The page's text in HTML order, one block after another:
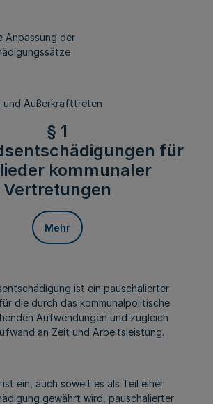
Anpassung der
und Außerkrafttreten
§ 1
für
kommunaler
Vertretungen
Mehr
ist ein pauschalierter
die durch das kommunalpolitische
Aufwendungen und zugleich
an Zeit und Arbeitsleistung.
ein, auch soweit es als Teil einer
gewährt wird, pauschalierter